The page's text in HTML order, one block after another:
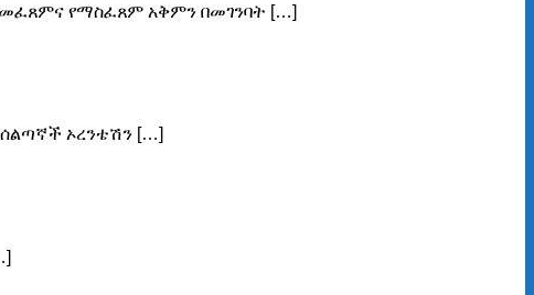
የማስፈጸም አቅምን በመገንባት […]
ኦረንቴሽን […]